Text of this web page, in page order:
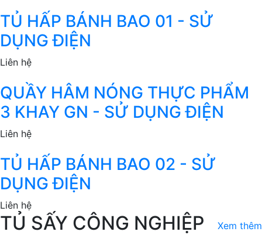
TỦ HẤP BÁNH BAO 01 - SỬ
DỤNG ĐIỆN
Liên hệ
QUẦY HÂM NÓNG THỰC PHẨM
3 KHAY GN - SỬ DỤNG ĐIỆN
Liên hệ
TỦ HẤP BÁNH BAO 02 - SỬ
DỤNG ĐIỆN
Liên hệ
TỦ SẤY CÔNG NGHIỆP Xem thêm